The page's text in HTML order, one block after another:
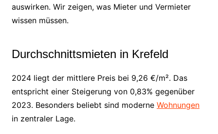
auswirken. Wir zeigen, was Mieter und Vermieter
wissen müssen.
Durchschnittsmieten in Krefeld
2024 liegt der mittlere Preis bei 9,26 €/m². Das
entspricht einer Steigerung von 0,83% gegenüber
2023. Besonders beliebt sind moderne Wohnungen
in zentraler Lage.